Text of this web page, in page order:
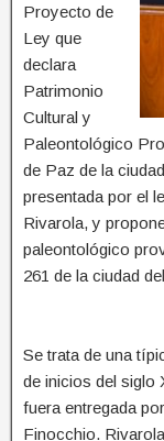
Proyecto de
Ley que
declara
Patrimonio
Cultural y
Paleontológico
de Paz de la
presentada por el
Rivarola, y
paleontológico
261 de la ciudad
Se trata de una
de inicios del siglo
fuera entregada
Finocchio.